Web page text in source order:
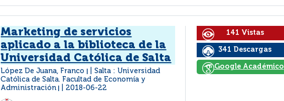
Marketing de servicios
aplicado a la biblioteca de la
Universidad Católica de Salta
López De Juana, Franco
Salta : Universidad
Católica de Salta. Facultad de Economía y
Administración
2018-06-22
141 Vistas
341 Descargas
Google Académico